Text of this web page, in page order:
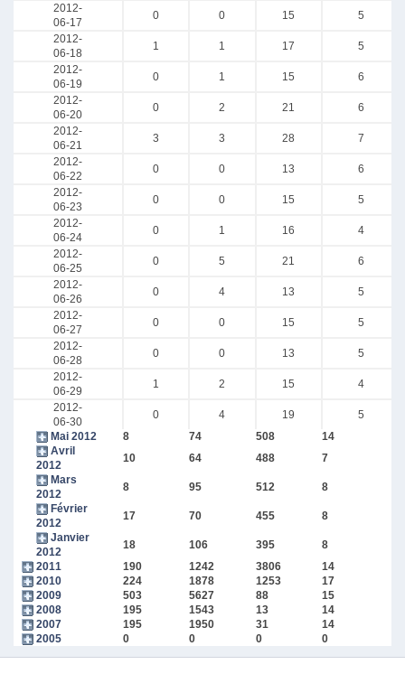
2012-
06-17
0 0 15
5
2012-
06-18
1 1 17
5
2012-
06-19
0 1 15
6
2012-
06-20
0 2 21
6
2012-
06-21
3 3 28
7
2012-
06-22
0 0 13
6
2012-
06-23
0 0 15
5
2012-
06-24
0 1 16
4
2012-
06-25
0 5 21
6
2012-
06-26
0 4 13
5
2012-
06-27
0 0 15
5
2012-
06-28
0 0 13
5
2012-
06-29
1 2 15
4
2012-
06-30
0 4 19
5
Mai 2012
8 74 508 14
Avril
2012
10 64 488 7
Mars
2012
8 95 512 8
Février
2012
17 70 455 8
Janvier
2012
18 106 395 8
2011
190 1242 3806 14
2010
224 1878 1253 17
2009
503 5627 88 15
2008
195 1543 13 14
2007
195 1950 31 14
2005
0 0 0 0